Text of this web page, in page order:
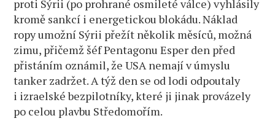
proti Sýrii (po prohrané osmileté válce) vyhlásily
kromě sankcí i energetickou blokádu. Náklad
ropy umožní Sýrii přežít několik měsíců, možná
zimu, přičemž šéf Pentagonu Esper den před
přistáním oznámil, že USA nemají v úmyslu
tanker zadržet. A týž den se od lodi odpoutaly
i izraelské bezpilotníky, které ji jinak provázely
po celou plavbu Středomořím.